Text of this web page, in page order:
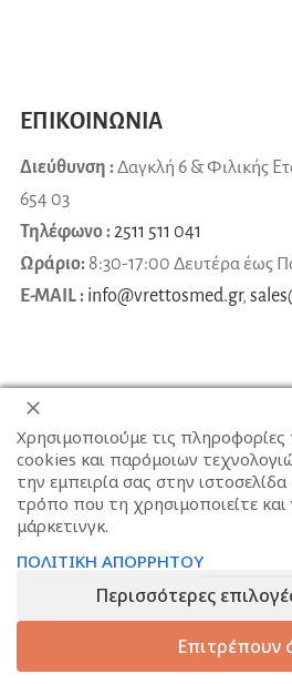
ΕΠΙΚΟΙΝΩΝΙΑ
Διεύθυνση :Δαγκλή 6 & Φιλικής
654 03
Τηλέφωνο :2511 511 041
Ωράριο: 8:30-17:00 Δευτέρα έως
E-MAIL : info@vrettosmed.gr, sales
Χρησιμοποιούμε τις
cookies και παρόμοιων
την εμπειρία σας στην
τρόπο που τη χρησιμοποιείτε
μάρκετινγκ.
ΠΟΛΙΤΙΚΗ ΑΠΟΡΡΗΤΟΥ
Περισσότερες
Επιτρέπουν